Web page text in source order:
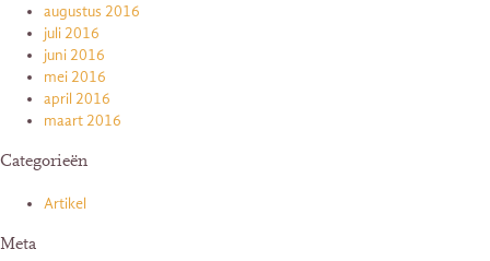
augustus 2016
juli 2016
juni 2016
mei 2016
april 2016
maart 2016
Categorieën
Artikel
Meta